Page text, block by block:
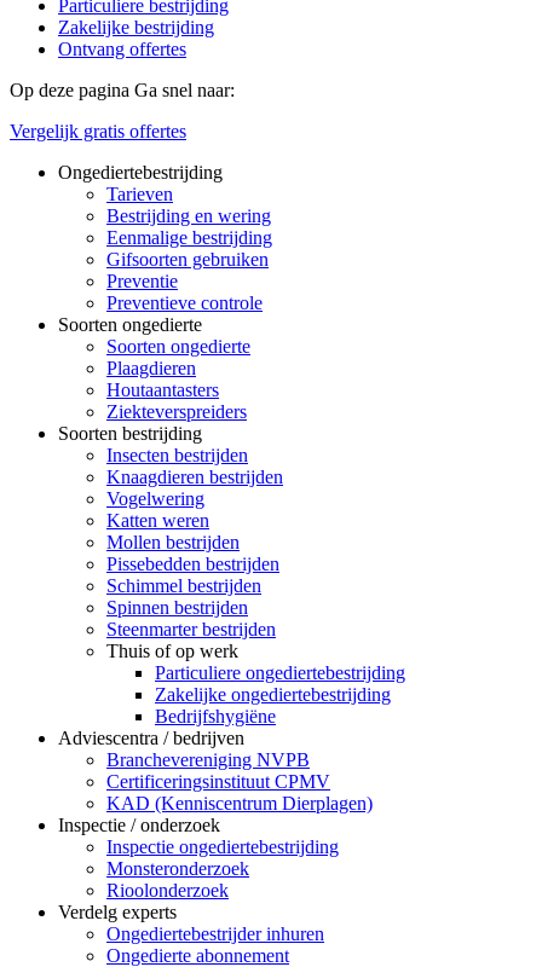
Particuliere bestrijding
Zakelijke bestrijding
Ontvang offertes
Op deze pagina Ga snel naar:
Vergelijk gratis offertes
Ongediertebestrijding
Tarieven
Bestrijding en wering
Eenmalige bestrijding
Gifsoorten gebruiken
Preventie
Preventieve controle
Soorten ongedierte
Soorten ongedierte
Plaagdieren
Houtaantasters
Ziekteverspreiders
Soorten bestrijding
Insecten bestrijden
Knaagdieren bestrijden
Vogelwering
Katten weren
Mollen bestrijden
Pissebedden bestrijden
Schimmel bestrijden
Spinnen bestrijden
Steenmarter bestrijden
Thuis of op werk
Particuliere ongediertebestrijding
Zakelijke ongediertebestrijding
Bedrijfshygiëne
Adviescentra / bedrijven
Branchevereniging NVPB
Certificeringsinstituut CPMV
KAD (Kenniscentrum Dierplagen)
Inspectie / onderzoek
Inspectie ongediertebestrijding
Monsteronderzoek
Rioolonderzoek
Verdelg experts
Ongediertebestrijder inhuren
Ongedierte abonnement